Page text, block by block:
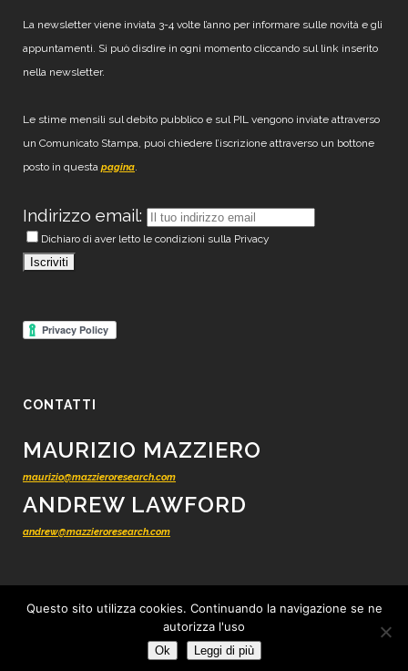
La newsletter viene inviata 3-4 volte l’anno per informare sulle novità e gli
appuntamenti. Si può disdire in ogni momento cliccando sul link inserito
nella newsletter.
Le stime mensili sul debito pubblico e sul PIL vengono inviate attraverso
un Comunicato Stampa, puoi chiedere l’iscrizione attraverso un bottone
posto in questa pagina.
Indirizzo email:
Dichiaro di aver letto le condizioni sulla Privacy
CONTATTI
MAURIZIO MAZZIERO
maurizio@mazzieroresearch.com
ANDREW LAWFORD
andrew@mazzieroresearch.com
© 2012 - 2026 Mazziero Research - Ricerca finanziaria indipendente -
Privacy-Cookie-Condizioni di vendita
Questo sito utilizza cookies. Continuando la navigazione se ne
autorizza l'uso
Ok Leggi di più